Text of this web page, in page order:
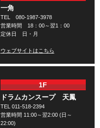
一角
TEL 080-1987-3978
営業時間 18：00～翌1：00
定休日 日・月
ウェブサイトはこちら
1F
ドラムカンスープ 天鳳
TEL 011-518-2394
営業時間 11:00～翌2:00 (日～
22:00)